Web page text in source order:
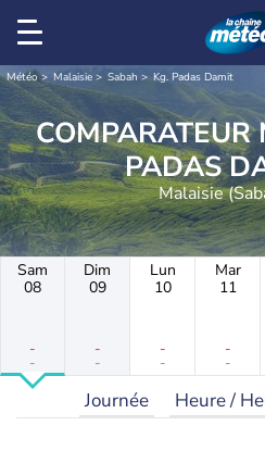
Météo Malaisie Sabah Kg. Padas Damit
COMPARATEUR
PADAS
Malaisie
Sam
08
-
-
Dim
09
-
-
Lun
10
-
-
Mar
11
-
-
Journée Heure /